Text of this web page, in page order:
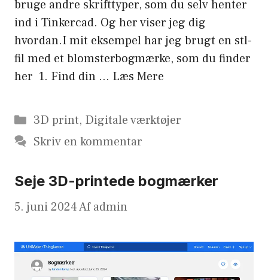
bruge andre skrifttyper, som du selv henter
ind i Tinkercad. Og her viser jeg dig
hvordan.I mit eksempel har jeg brugt en stl-
fil med et blomsterbogmærke, som du finder
her 1. Find din … Læs Mere
Kategorier
3D print, Digitale værktøjer
Skriv en kommentar
Seje 3D-printede bogmærker
5. juni 2024Afadmin